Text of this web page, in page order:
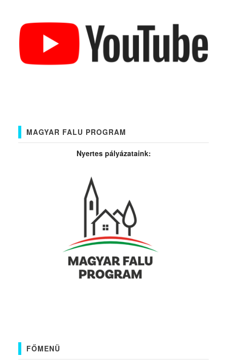
MAGYAR FALU PROGRAM
Nyertes pályázataink:
FŐMENÜ